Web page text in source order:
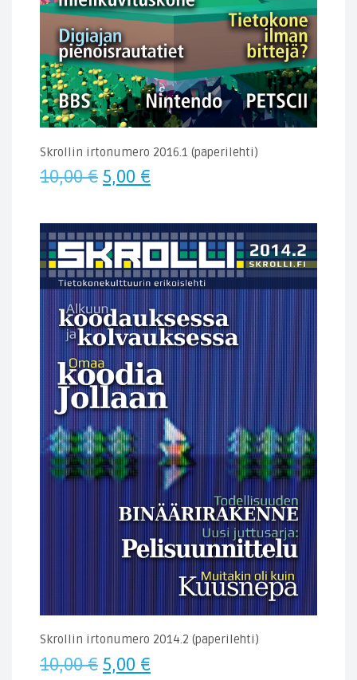
Skrollin irtonumero 2016.1 (paperilehti)
10,00€ Alkuperäinen
oli:
10,00 €.
5,00 €Nykyinen
on:
5,00 €.
Skrollin irtonumero 2014.2 (paperilehti)
10,00€ Alkuperäinen
5,00 €Nykyinen